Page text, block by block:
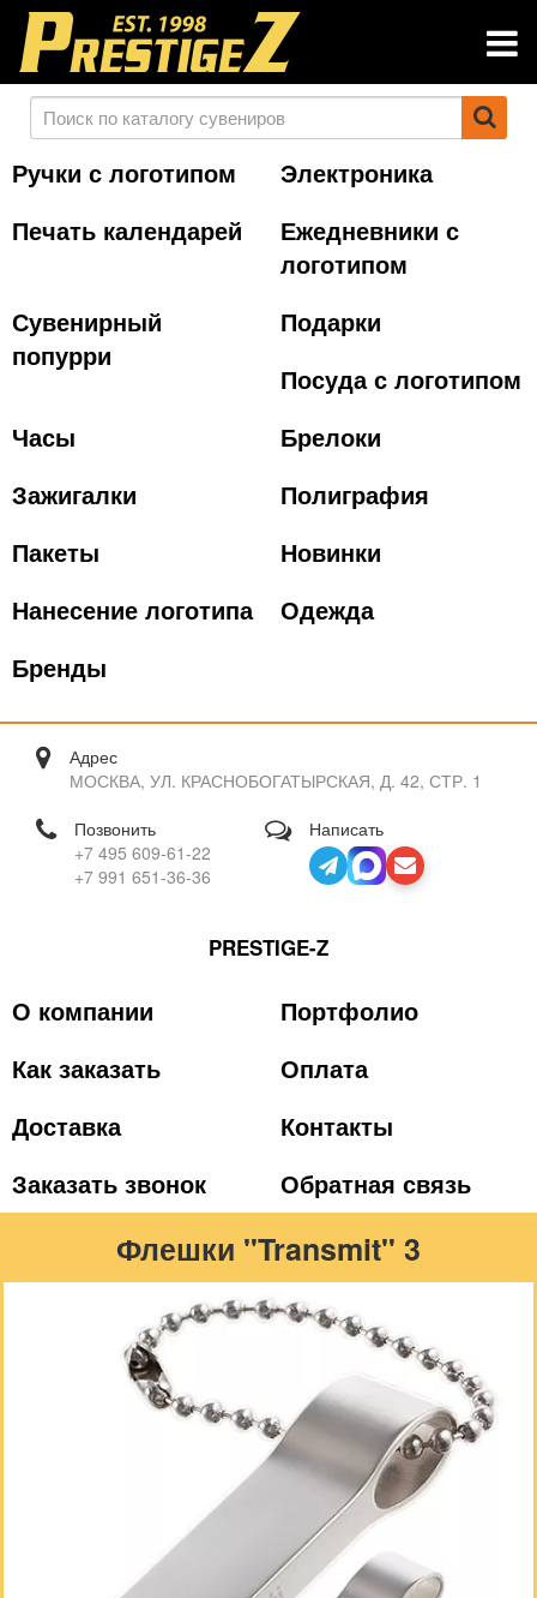
Ручки с логотипом
Электроника
Печать календарей
Ежедневники с
логотипом
Сувенирный
попурри
Подарки
Посуда с логотипом
Часы
Брелоки
Зажигалки
Полиграфия
Пакеты
Новинки
Нанесение логотипа
Одежда
Бренды
Адрес
МОСКВА, УЛ. КРАСНОБОГАТЫРСКАЯ, Д. 42, СТР. 1
Позвонить
+7 495 609-61-22
+7 991 651-36-36
Написать
PRESTIGE-Z
О компании
Портфолио
Как заказать
Оплата
Доставка
Контакты
Заказать звонок
Обратная связь
Флешки "Transmit" 3